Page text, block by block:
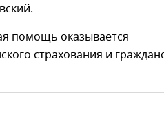
помощь оказывается
страхования и